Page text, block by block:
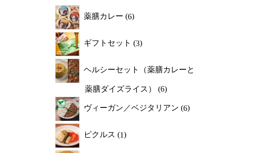
薬膳カレー 6
ギフトセット 3
ヘルシーセット（薬膳カレーと
薬膳ダイズライス） 6
ヴィーガン／ベジタリアン 6
ピクルス 1